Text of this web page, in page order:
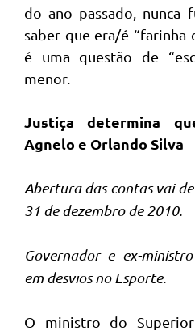
do ano passado,
saber que era/é “farinha
é uma questão de
menor.
Justiça determina
Agnelo e Orlando Silva
Abertura das contas vai
31 de dezembro de 2010.
Governador e ex-
em desvios no Esporte.
O ministro do